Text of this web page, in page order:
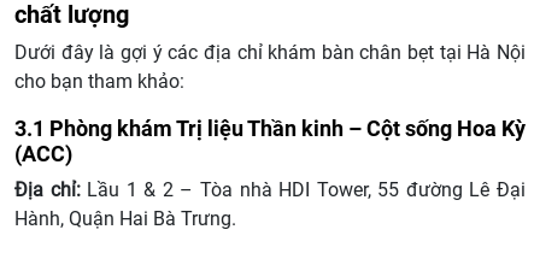
chất lượng
Dưới đây là gợi ý các địa chỉ khám bàn chân bẹt tại Hà Nội
cho bạn tham khảo:
3.1 Phòng khám Trị liệu Thần kinh – Cột sống Hoa Kỳ
(ACC)
Địa chỉ:Lầu 1 & 2 – Tòa nhà HDI Tower, 55 đường Lê Đại
Hành, Quận Hai Bà Trưng.